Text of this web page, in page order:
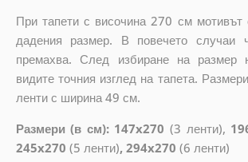
При тапети с височина 270 см мотивът
дадения размер. В повечето случаи
премахва. След избиране на размер
видите точния изглед на тапета.
ленти с ширина 49 см.
Размери (в см): 147x270 (3 ленти),
245x270 (5 ленти), 294x270 (6 ленти)